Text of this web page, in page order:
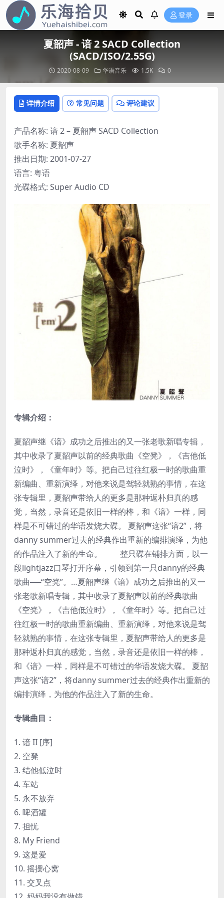
登录
夏韶声 - 谙 2 SACD Collection
(SACD/ISO/2.55G)
2020-08-09 华语音乐 1.5K 0
详情介绍 常见问题 评论建议
产品名称: 谙 2 – 夏韶声 SACD Collection
歌手名称: 夏韶声
推出日期: 2001-07-27
语言: 粤语
光碟格式: Super Audio CD
专辑介绍：
夏韶声继《谙》成功之后推出的又一张老歌新唱专辑，
其中收录了夏韶声以前的经典歌曲《空凳》，《吉他低
泣时》，《童年时》等。把自己过往红极一时的歌曲重
新编曲、重新演绎，对他来说是驾轻就熟的事情，在这
张专辑里，夏韶声带给人的更多是那种返朴归真的感
觉，当然，录音还是依旧一样的棒，和《谙》一样，同
样是不可错过的华语发烧大碟。 夏韶声这张“谙2”，将
danny summer过去的经典作出重新的编排演绎，为他
的作品注入了新的生命。 整只碟在铺排方面，以一
段lightjazz口琴打开序幕，引领到第一只danny的经典
歌曲──“空凳”。…夏韶声继《谙》成功之后推出的又一
张老歌新唱专辑，其中收录了夏韶声以前的经典歌曲
《空凳》，《吉他低泣时》，《童年时》等。把自己过
往红极一时的歌曲重新编曲、重新演绎，对他来说是驾
轻就熟的事情，在这张专辑里，夏韶声带给人的更多是
那种返朴归真的感觉，当然，录音还是依旧一样的棒，
和《谙》一样，同样是不可错过的华语发烧大碟。 夏韶
声这张“谙2”，将danny summer过去的经典作出重新的
编排演绎，为他的作品注入了新的生命。
专辑曲目：
1. 谙 II [序]
2. 空凳
3. 结他低泣时
4. 车站
5. 永不放弃
6. 啤酒罐
7. 担忧
8. My Friend
9. 这是爱
10. 摇摆心窝
11. 交叉点